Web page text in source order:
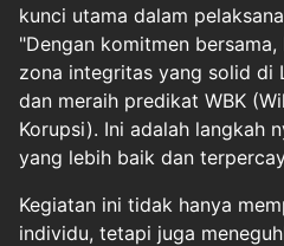
kunci utama dalam
"Dengan komitmen
zona integritas yang solid di
dan meraih predikat WBK
Korupsi). Ini adalah langkah
yang lebih baik dan
Kegiatan ini tidak hanya
individu, tetapi juga